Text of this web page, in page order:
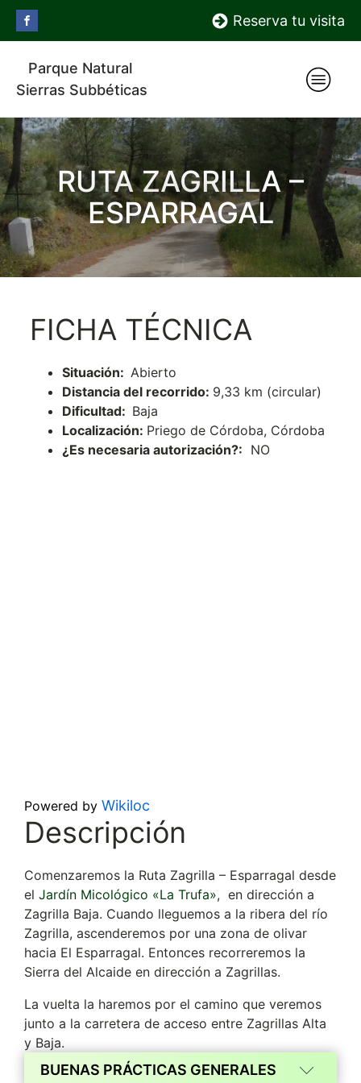
Reserva tu visita
Parque Natural
Sierras Subbéticas
RUTA ZAGRILLA –
ESPARRAGAL
FICHA TÉCNICA
Situación: Abierto
Distancia del recorrido: 9,33 km (circular)
Dificultad: Baja
Localización: Priego de Córdoba, Córdoba
¿Es necesaria autorización?: NO
Powered by Wikiloc
Descripción
Comenzaremos la Ruta Zagrilla – Esparragal desde
el Jardín Micológico «La Trufa», en dirección a
Zagrilla Baja. Cuando lleguemos a la ribera del río
Zagrilla, ascenderemos por una zona de olivar
hacia El Esparragal. Entonces recorreremos la
Sierra del Alcaide en dirección a Zagrillas.
La vuelta la haremos por el camino que veremos
junto a la carretera de acceso entre Zagrillas Alta
y Baja.
BUENAS PRÁCTICAS GENERALES